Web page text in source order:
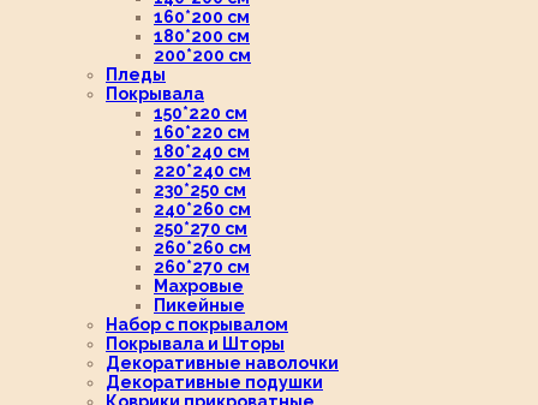
160*200 см
180*200 см
200*200 см
Пледы
Покрывала
150*220 см
160*220 см
180*240 см
220*240 см
230*250 см
240*260 см
250*270 см
260*260 см
260*270 см
Махровые
Пикейные
Набор с покрывалом
Покрывала и Шторы
Декоративные наволочки
Декоративные подушки
Коврики прикроватные